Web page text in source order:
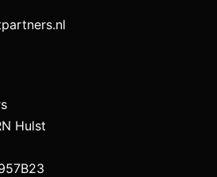
Hulst